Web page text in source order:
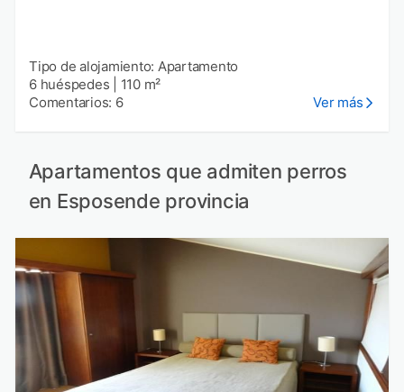
Tipo de alojamiento: Apartamento
6 huéspedes
110 m²
Comentarios: 6
Ver más
Apartamentos que admiten perros
en Esposende provincia